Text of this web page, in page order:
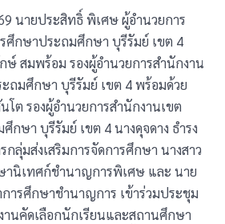
นายประสิทธิ์ พิเศษ ผู้อำนวยการ
ศึกษาประถมศึกษา บุรีรัมย์ เขต 4
สมพร้อม รองผู้อำนวยการสำนักงาน
ถมศึกษา บุรีรัมย์ เขต 4 พร้อมด้วย
ต รองผู้อำนวยการสำนักงานเขต
ษา บุรีรัมย์ เขต 4 นางดุจดาง ธำรง
ลุ่มส่งเสริมการจัดการศึกษา นางสาว
านิเทศก์ชำนาญการพิเศษ และ นาย
ารศึกษาชำนาญการ เข้าร่วมประชุม
นคัดเลือกนักเรียนและสถานศึกษา